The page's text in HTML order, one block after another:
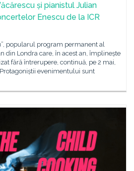
și pianistul Julian
Enescu de la ICR
popularul program permanent al
din Londra care, în acest an, împlinește
fără întrerupere, continuă, pe 2 mai,
evenimentului sunt